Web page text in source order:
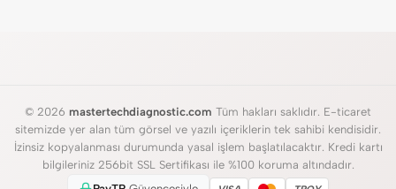
© 2026 mastertechdiagnostic.com Tüm hakları saklıdır. E-ticaret
sitemizde yer alan tüm görsel ve yazılı içeriklerin tek sahibi kendisidir.
İzinsiz kopyalanması durumunda yasal işlem başlatılacaktır. Kredi kartı
bilgileriniz 256bit SSL Sertifikası ile %100 koruma altındadır.